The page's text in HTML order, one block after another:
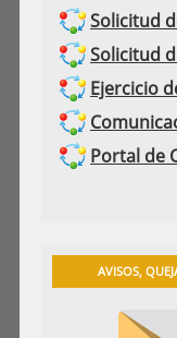
Solicitud
Solicitud
Ejercicio
Portal de
AVISOS,